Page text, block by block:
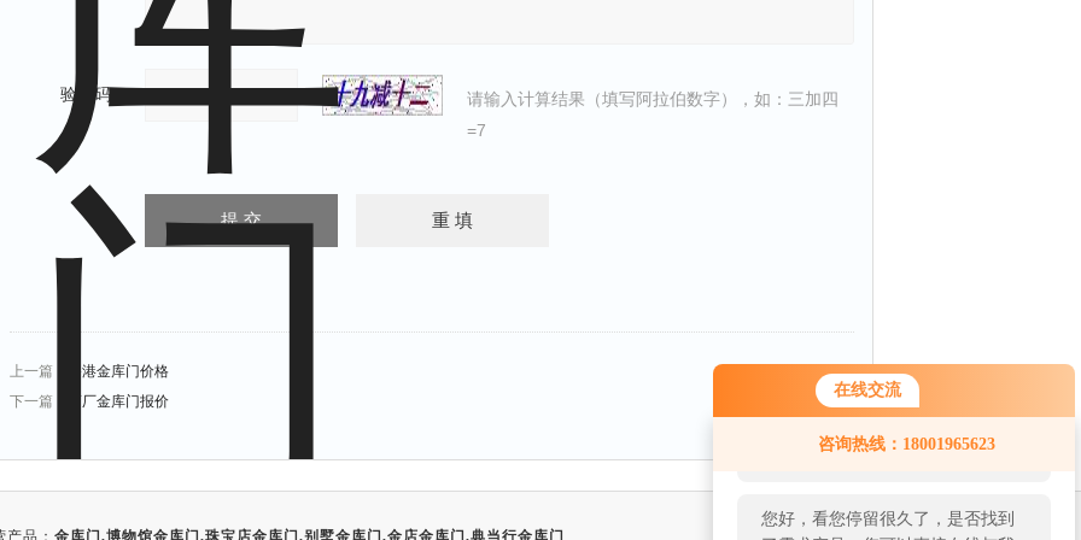
在线交流
咨询热线：18001965623
服务，请问您要咨询什么问题呢？
您好，看您停留很久了，是否找到
验证码：
请输入计算结果（填写阿拉伯数字），如：三加四
=7
上一篇：
香港金库门价格
下一篇：
酒厂金库门报价
返回
产品： 金库门 ,博物馆金库门 ,珠宝店金库门 ,别墅金库门 ,金店金库门 ,典当行金库门